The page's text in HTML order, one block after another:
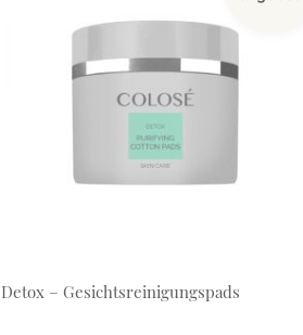
Detox – Gesichtsreinigungspads